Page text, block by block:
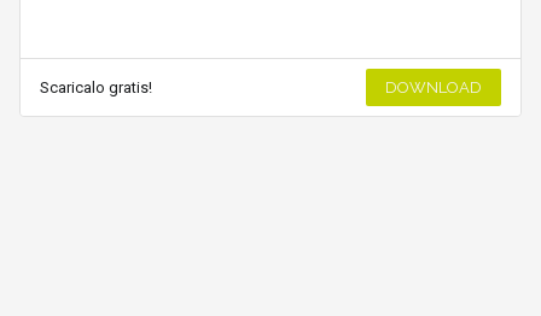
Scaricalo gratis! DOWNLOAD